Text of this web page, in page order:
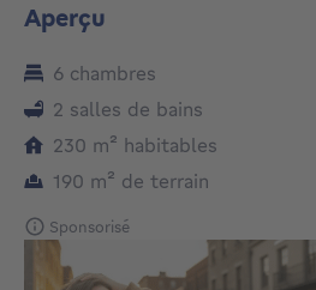
Aperçu
6 chambres
2 salles de bains
230 m² mètres carrés
habitables
190 m² mètres carrés
de terrain
Sponsorisé